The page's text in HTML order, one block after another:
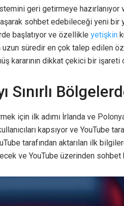
geri getirmeye hazırlanıyor
sohbet edebileceği yeni bir
başlatıyor ve özellikle yetişkin
uzun süredir en çok talep edilen
kararının dikkat çekici bir işareti
Sınırlı
için ilk adımı İrlanda ve
kapsıyor ve YouTube
tarafından aktarılan ilk
ve YouTube üzerinden